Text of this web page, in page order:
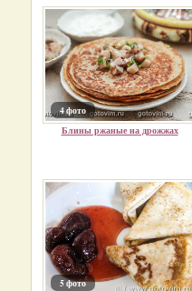
4 фото
Блины ржаные на дрожжах
5 фото